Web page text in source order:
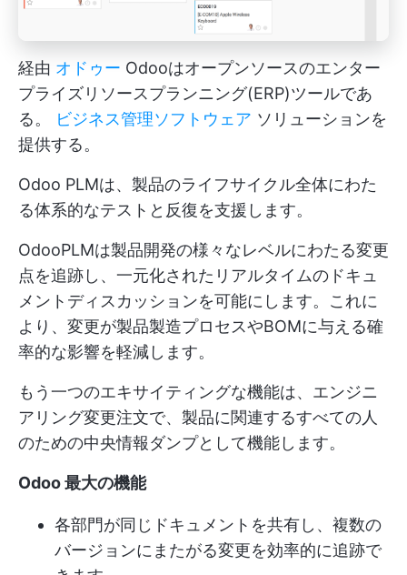
経由 オドゥー Odooはオープンソースのエンター
プライズリソースプランニング(ERP)ツールであ
る。
ビジネス管理ソフトウェア ソリューションを
提供する。
Odoo PLMは、製品のライフサイクル全体にわた
る体系的なテストと反復を支援します。
OdooPLMは製品開発の様々なレベルにわたる変更
点を追跡し、一元化されたリアルタイムのドキュ
メントディスカッションを可能にします。これに
より、変更が製品製造プロセスやBOMに与える確
率的な影響を軽減します。
もう一つのエキサイティングな機能は、エンジニ
アリング変更注文で、製品に関連するすべての人
のための中央情報ダンプとして機能します。
Odoo 最大の機能
各部門が同じドキュメントを共有し、複数の
バージョンにまたがる変更を効率的に追跡で